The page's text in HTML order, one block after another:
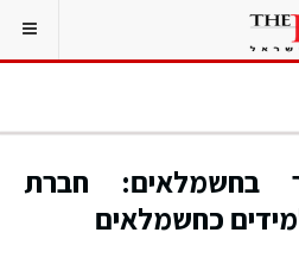
בחשמלאים: חברת
כחשמלאים